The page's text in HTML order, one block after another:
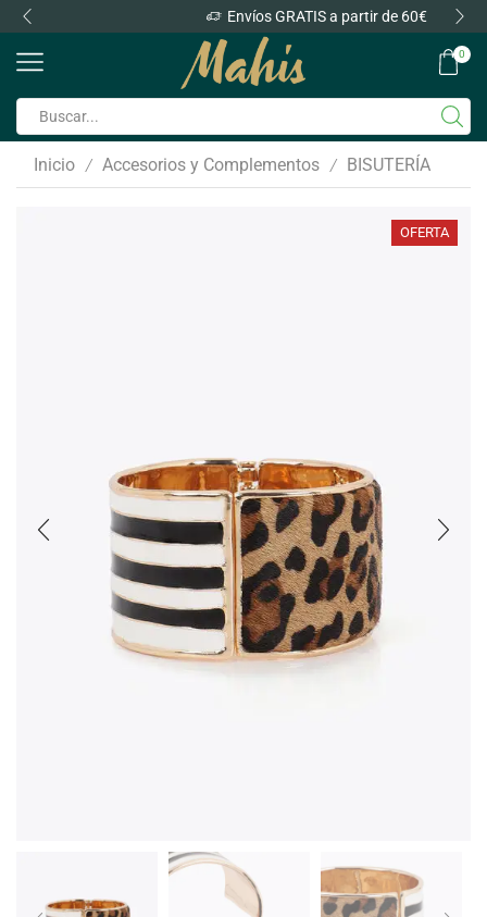
Envíos GRATIS a partir de 60€
0
Inicio / Accesorios y Complementos / BISUTERÍA
OFERTA